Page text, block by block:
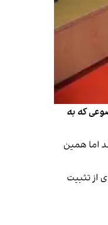
که به
اما همین
از تثبیت